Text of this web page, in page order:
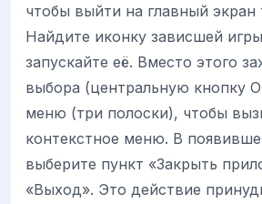
чтобы выйти на главный экран
Найдите иконку зависшей
запускайте её. Вместо этого
выбора (центральную кнопку
меню (три полоски), чтобы
контекстное меню. В
выберите пункт «Закрыть
«Выход». Это действие